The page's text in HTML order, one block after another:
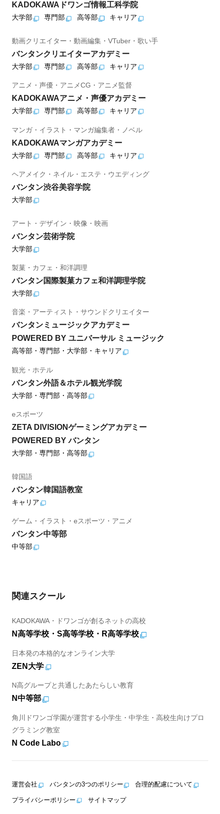
KADOKAWAドワンゴ情報工科学院
大学部 専門部 高等部 キャリア
動画クリエイター・動画編集・VTuber・歌い手
バンタンクリエイターアカデミー
大学部 専門部 高等部 キャリア
アニメ・声優・アニメCG・アニメ監督
KADOKAWAアニメ・声優アカデミー
大学部 専門部 高等部 キャリア
マンガ・イラスト・マンガ編集者・ノベル
KADOKAWAマンガアカデミー
大学部 専門部 高等部 キャリア
ヘアメイク・ネイル・エステ・ウエディング
バンタン渋谷美容学院
大学部
アート・デザイン・映像・映画
バンタン芸術学院
大学部
製菓・カフェ・和洋調理
バンタン国際製菓カフェ和洋調理学院
大学部
音楽・アーティスト・サウンドクリエイター
バンタンミュージックアカデミー
POWERED BY ユニバーサル ミュージック
高等部・専門部・大学部・キャリア
観光・ホテル
バンタン外語＆ホテル観光学院
大学部・専門部・高等部
eスポーツ
ZETA DIVISIONゲーミングアカデミー
POWERED BY バンタン
大学部・専門部・高等部
韓国語
バンタン韓国語教室
キャリア
ゲーム・イラスト・eスポーツ・アニメ
バンタン中等部
中等部
関連スクール
KADOKAWA・ドワンゴが創るネットの高校
N高等学校・S高等学校・R高等学校
日本発の本格的なオンライン大学
ZEN大学
N高グループと共通したあたらしい教育
N中等部
角川ドワンゴ学園が運営する小学生・中学生・高校生向けプロ
グラミング教室
N Code Labo
運営会社 バンタンの3つのポリシー 合理的配慮について
プライバシーポリシー サイトマップ